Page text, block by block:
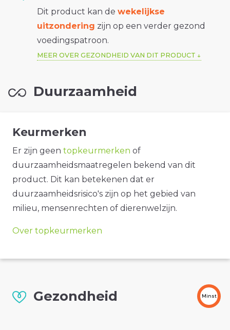
Dit product kan de wekelijkse
uitzondering zijn op een verder gezond
voedingspatroon.
MEER OVER GEZONDHEID VAN DIT PRODUCT
Duurzaamheid
Keurmerken
Er zijn geen topkeurmerken of
duurzaamheidsmaatregelen bekend van dit
product. Dit kan betekenen dat er
duurzaamheidsrisico's zijn op het gebied van
milieu, mensenrechten of dierenwelzijn.
Over topkeurmerken
Gezondheid Minst